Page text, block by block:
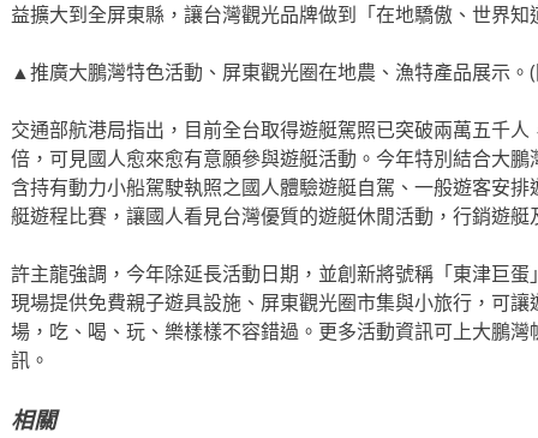
益擴大到全屏東縣，讓台灣觀光品牌做到「在地驕傲、世界知
▲推廣大鵬灣特色活動、屏東觀光圈在地農、漁特產品展示。
交通部航港局指出，目前全台取得遊艇駕照已突破兩萬五千
倍，可見國人愈來愈有意願參與遊艇活動。今年特別結合大
含持有動力小船駕駛執照之國人體驗遊艇自駕、一般遊客安
艇遊程比賽，讓國人看見台灣優質的遊艇休閒活動，行銷遊艇
許主龍強調，今年除延長活動日期，並創新將號稱「東津巨
現場提供免費親子遊具設施、屏東觀光圈市集與小旅行，可
場，吃、喝、玩、樂樣樣不容錯過。更多活動資訊可上大鵬
訊。
相關